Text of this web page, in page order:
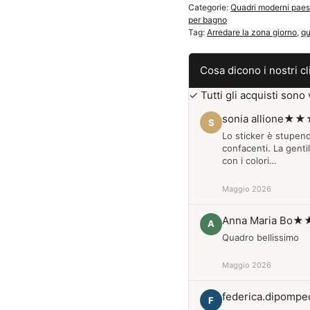
canvas
Q261
Categorie: Quadri moderni
per bagno
Tag: Arredare la zona giorno,
Cosa dicono i nostri
✓ Tutti gli acquisti sono
S sonia allione
Lo sticker è
confacenti. La
con i colori…
Maggio 2026
A Anna Maria Bo
Quadro bellissimo
Maggio 2026
F